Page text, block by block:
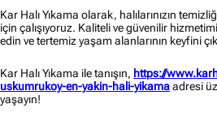
Kar Halı Yıkama olarak, halılarınızın
için çalışıyoruz. Kaliteli ve güvenilir
edin ve tertemiz yaşam alanlarının keyfini
Kar Halı Yıkama ile tanışın, https://
uskumrukoy-en-yakin-hali-yikamaadresi
yaşayın!